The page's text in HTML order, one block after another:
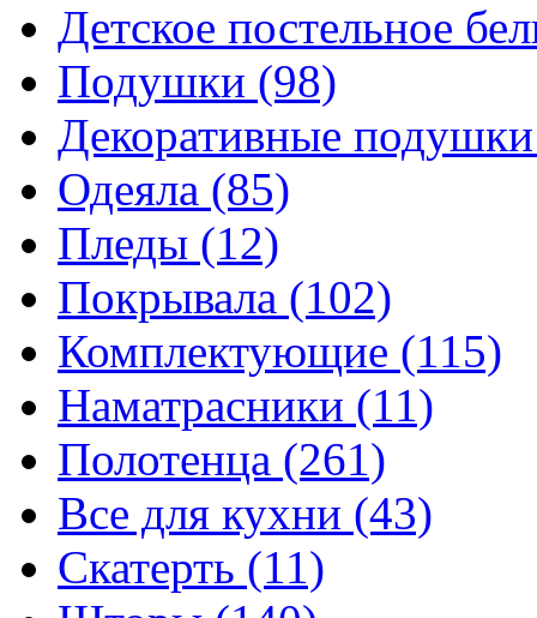
Детское постельное
Подушки (98)
Декоративные
Одеяла (85)
Пледы (12)
Покрывала (102)
Комплектующие (115)
Наматрасники (11)
Полотенца (261)
Все для кухни (43)
Скатерть (11)